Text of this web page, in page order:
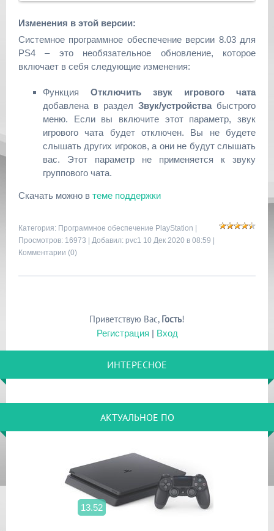
Изменения в этой версии:
Системное программное обеспечение версии 8.03 для
PS4 – это необязательное обновление, которое
включает в себя следующие изменения:
Функция Отключить звук игрового чата
добавлена в раздел Звук/устройствабыстрого
меню. Если вы включите этот параметр, звук
игрового чата будет отключен. Вы не будете
слышать других игроков, а они не будут слышать
вас. Этот параметр не применяется к звуку
группового чата.
Скачать можно в теме поддержки
Категория: Программное обеспечение PlayStation |
Просмотров: 16973 | Добавил: pvc1 10 Дек 2020 в 08:59 |
Комментарии (0)
Приветствую Вас, Гость!
Регистрация | Вход
ИНТЕРЕСНОЕ
АКТУАЛЬНОЕ ПО
13.52